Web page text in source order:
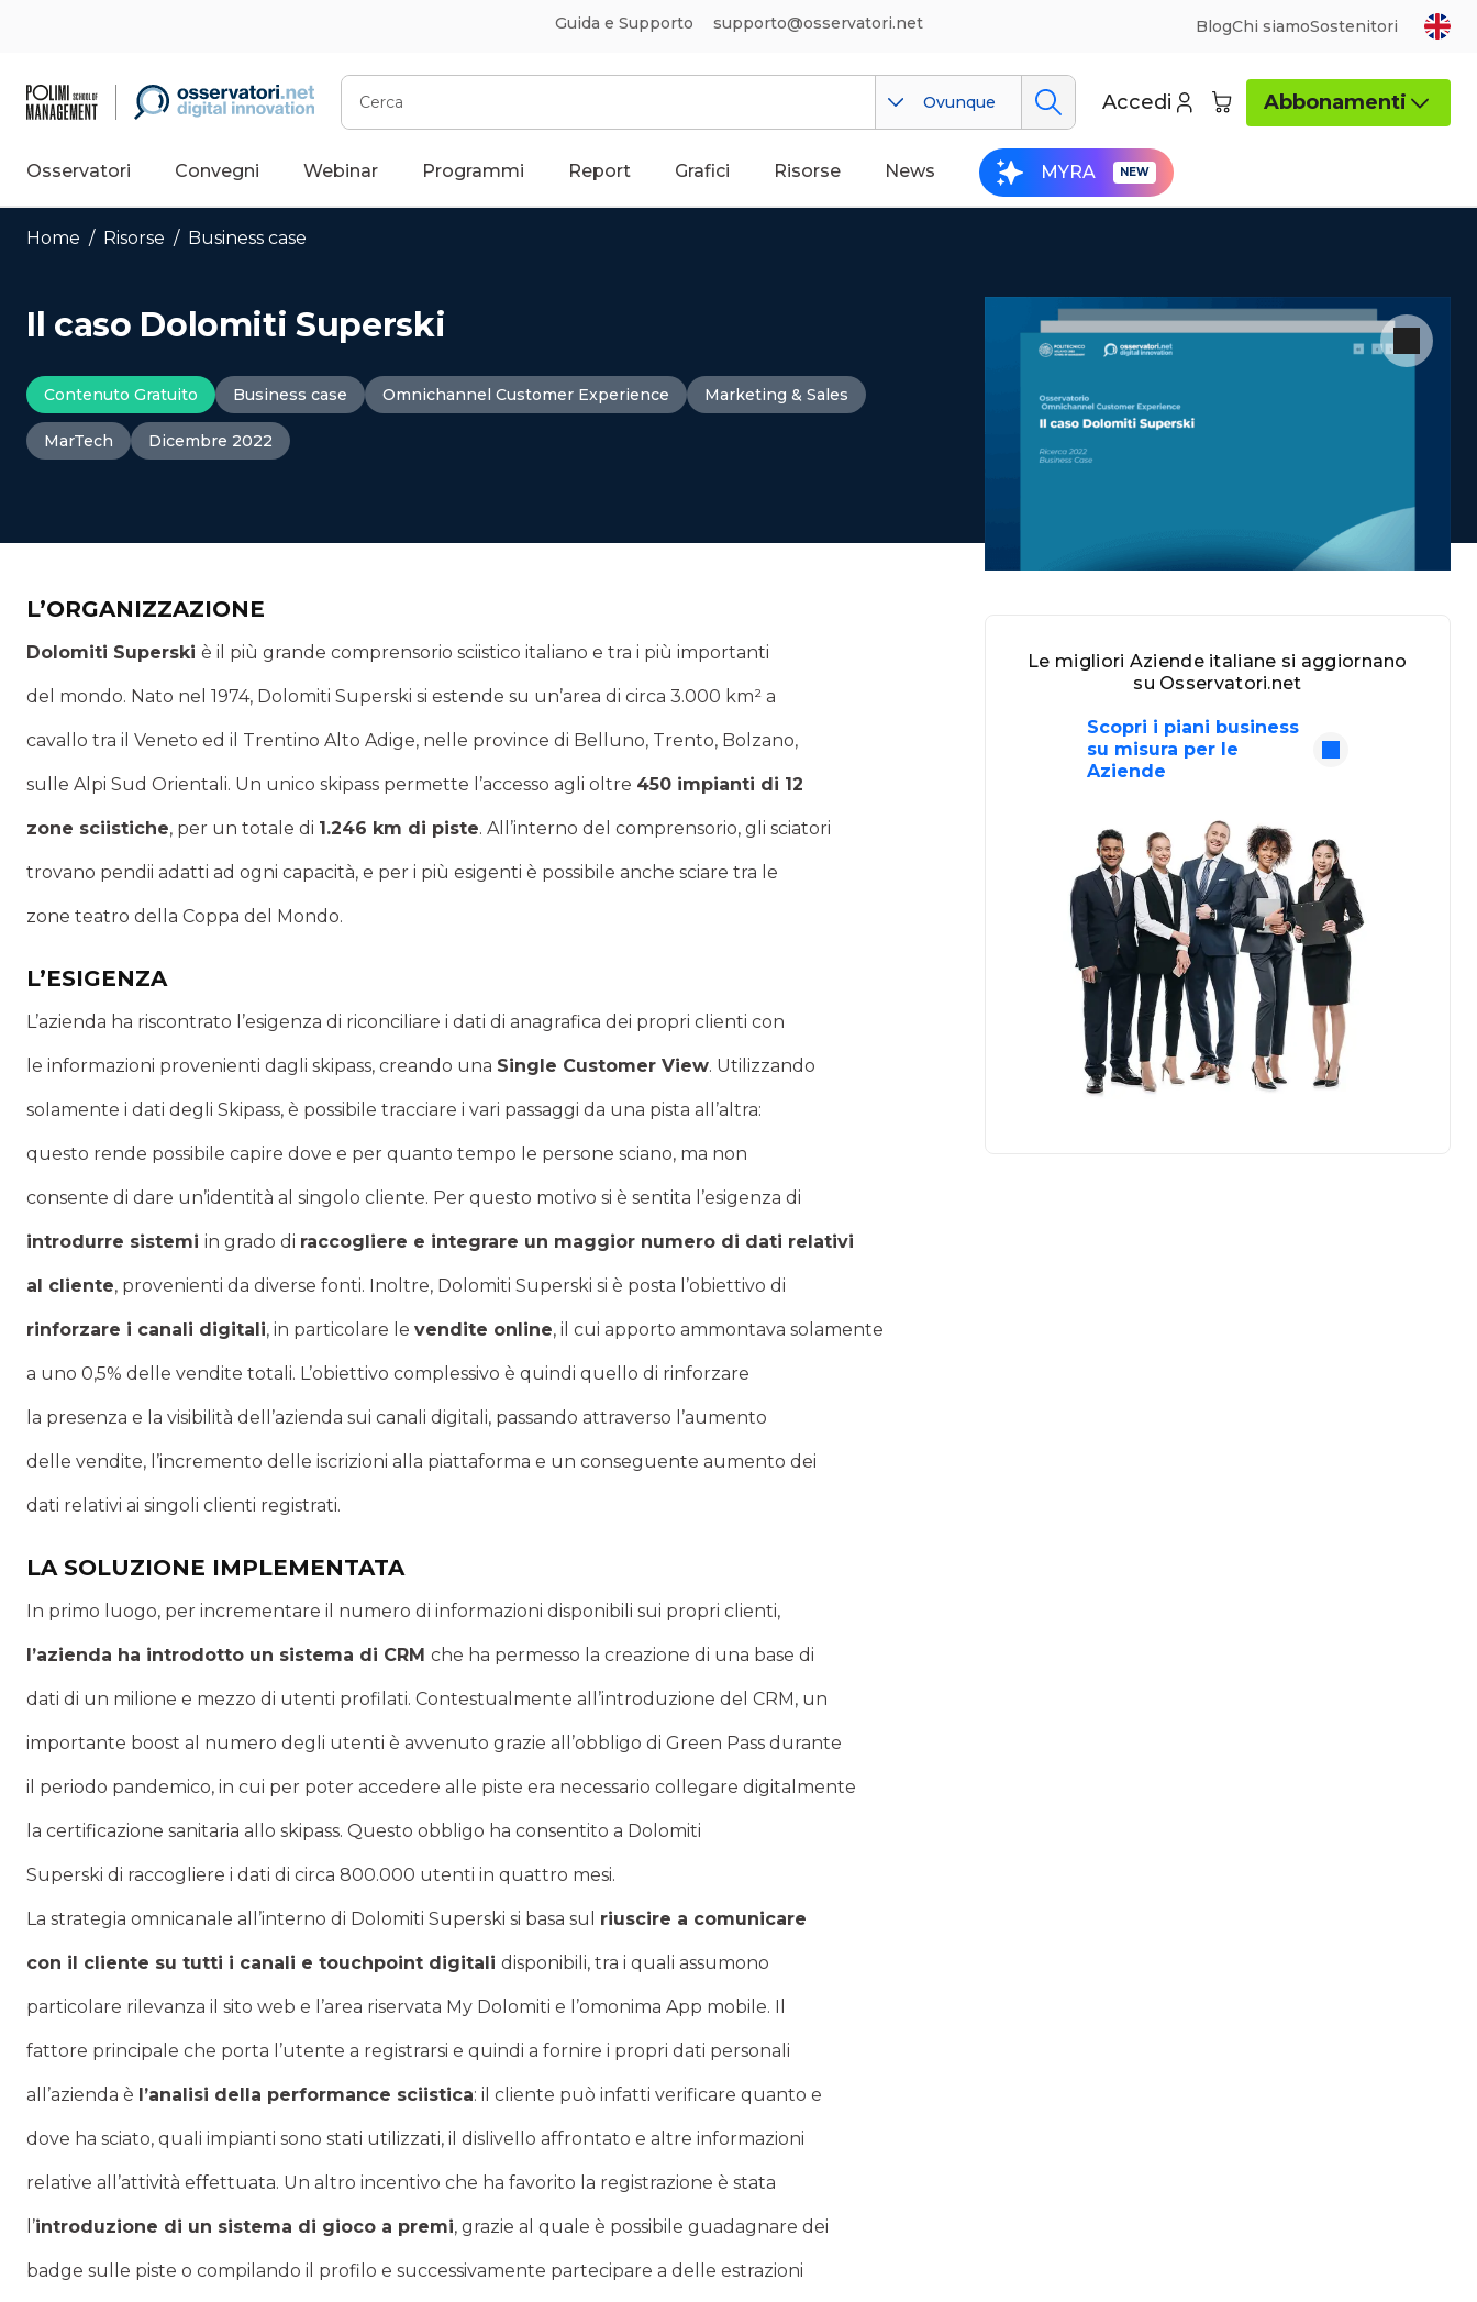
Guida e Supporto supporto@osservatori.net BlogChi siamoSostenitori
Cerca
Ovunque Accedi Abbonamenti
Osservatori Convegni Webinar Programmi Report Grafici Risorse News MYRA
Home / Risorse / Business case
Il caso Dolomiti Superski
Contenuto Gratuito Business case Omnichannel Customer Experience Marketing & Sales
MarTech Dicembre 2022
L’ORGANIZZAZIONE
Dolomiti Superski è il più grande comprensorio sciistico italiano e tra i più importanti
del mondo. Nato nel 1974, Dolomiti Superski si estende su un’area di circa 3.000 km² a
cavallo tra il Veneto ed il Trentino Alto Adige, nelle province di Belluno, Trento, Bolzano,
sulle Alpi Sud Orientali. Un unico skipass permette l’accesso agli oltre 450 impianti di 12
zone sciistiche, per un totale di 1.246 km di piste. All’interno del comprensorio, gli sciatori
trovano pendii adatti ad ogni capacità, e per i più esigenti è possibile anche sciare tra le
zone teatro della Coppa del Mondo.
L’ESIGENZA
L’azienda ha riscontrato l’esigenza di riconciliare i dati di anagrafica dei propri clienti con
le informazioni provenienti dagli skipass, creando una Single Customer View. Utilizzando
solamente i dati degli Skipass, è possibile tracciare i vari passaggi da una pista all’altra:
questo rende possibile capire dove e per quanto tempo le persone sciano, ma non
consente di dare un’identità al singolo cliente. Per questo motivo si è sentita l’esigenza di
introdurre sistemi in grado di raccogliere e integrare un maggior numero di dati relativi
al cliente, provenienti da diverse fonti. Inoltre, Dolomiti Superski si è posta l’obiettivo di
rinforzare i canali digitali, in particolare le vendite online, il cui apporto ammontava solamente
a uno 0,5% delle vendite totali. L’obiettivo complessivo è quindi quello di rinforzare
la presenza e la visibilità dell’azienda sui canali digitali, passando attraverso l’aumento
delle vendite, l’incremento delle iscrizioni alla piattaforma e un conseguente aumento dei
dati relativi ai singoli clienti registrati.
LA SOLUZIONE IMPLEMENTATA
In primo luogo, per incrementare il numero di informazioni disponibili sui propri clienti,
l’azienda ha introdotto un sistema di CRM che ha permesso la creazione di una base di
dati di un milione e mezzo di utenti profilati. Contestualmente all’introduzione del CRM, un
importante boost al numero degli utenti è avvenuto grazie all’obbligo di Green Pass durante
il periodo pandemico, in cui per poter accedere alle piste era necessario collegare digitalmente
la certificazione sanitaria allo skipass. Questo obbligo ha consentito a Dolomiti
Superski di raccogliere i dati di circa 800.000 utenti in quattro mesi.
La strategia omnicanale all’interno di Dolomiti Superski si basa sul riuscire a comunicare
con il cliente su tutti i canali e touchpoint digitali disponibili, tra i quali assumono
particolare rilevanza il sito web e l’area riservata My Dolomiti e l’omonima App mobile. Il
fattore principale che porta l’utente a registrarsi e quindi a fornire i propri dati personali
all’azienda è l’analisi della performance sciistica: il cliente può infatti verificare quanto e
dove ha sciato, quali impianti sono stati utilizzati, il dislivello affrontato e altre informazioni
relative all’attività effettuata. Un altro incentivo che ha favorito la registrazione è stata
l’introduzione di un sistema di gioco a premi, grazie al quale è possibile guadagnare dei
badge sulle piste o compilando il profilo e successivamente partecipare a delle estrazioni
Le migliori Aziende italiane si aggiornano
su Osservatori.net
Scopri i piani business
su misura per le
Aziende